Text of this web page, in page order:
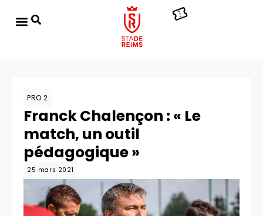
PRO 2
Franck Chalençon : « Le
match, un outil
pédagogique »
25 mars 2021